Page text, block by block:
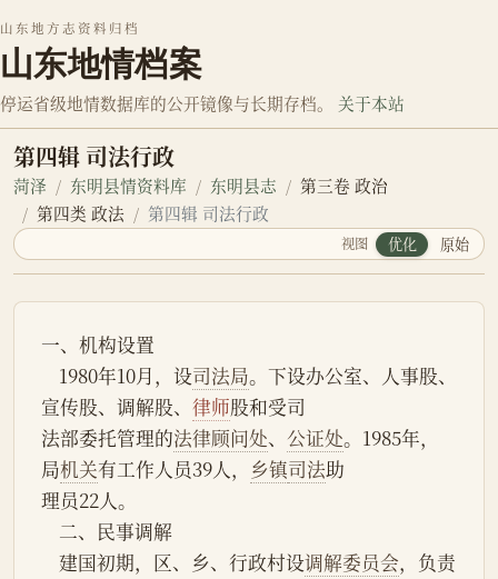
山东地方志资料归档
山东地情档案
停运省级地情数据库的公开镜像与长期存档。 关于本站
第四辑 司法行政
菏泽 东明县情资料库 东明县志
第三卷 政治
第四类 政法
第四辑 司法行政
视图 优化 原始
一、机构设置
    1980年10月，设
司法局。下设办公室、人事股、
宣传股、调解股、 律师股和受司
法部委托管理的法律顾问处、 公证处。1985年，
局机关有工作人员39人， 乡镇司法助
理员22人。
    二、民事调解
    建国初期，区、乡、行政村设
调解委员会，负责